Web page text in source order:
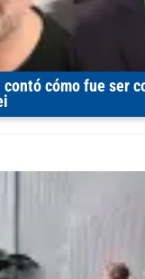
cómo fue ser